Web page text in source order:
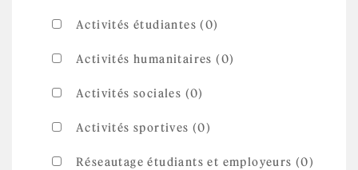
Activités étudiantes (0)
Activités humanitaires (0)
Activités sociales (0)
Activités sportives (0)
Réseautage étudiants et employeurs (0)